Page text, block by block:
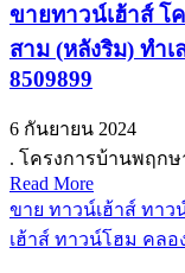
ขายทาวน์เฮ้าส์ โ
สาม (หลังริม) ทำเ
8509899
6 กันยายน 2024
. โครงการบ้านพฤกษ
Read More
ขาย ทาวน์เฮ้าส์ ทา
เฮ้าส์ ทาวน์โฮม คล